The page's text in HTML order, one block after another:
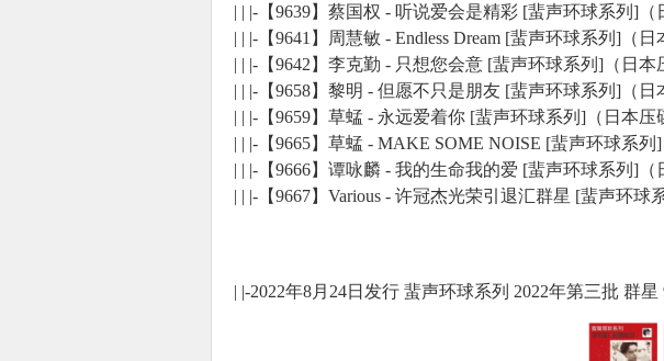
| | |-【9639】蔡国权 - 听说爱会是精彩 [蜚声环球系列]（
| | |-【9641】周慧敏 - Endless Dream [蜚声环球系列]（
| | |-【9642】李克勤 - 只想您会意 [蜚声环球系列]（日本
| | |-【9658】黎明 - 但愿不只是朋友 [蜚声环球系列]（日
| | |-【9659】草蜢 - 永远爱着你 [蜚声环球系列]（日本压
| | |-【9665】草蜢 - MAKE SOME NOISE [蜚声环球系
| | |-【9666】谭咏麟 - 我的生命我的爱 [蜚声环球系列]（
| | |-【9667】Various - 许冠杰光荣引退汇群星 [蜚声环球
| |-2022年8月24日发行 蜚声环球系列 2022年第三批 群